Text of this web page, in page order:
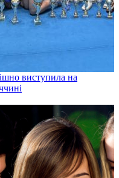
виступила на